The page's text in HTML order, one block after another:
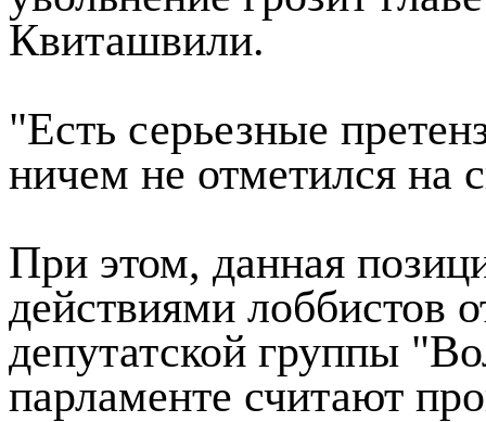
Квиташвили.
"Есть серьезные
ничем не отметился на
При этом, данная
действиями лоббистов
депутатской группы
парламенте считают